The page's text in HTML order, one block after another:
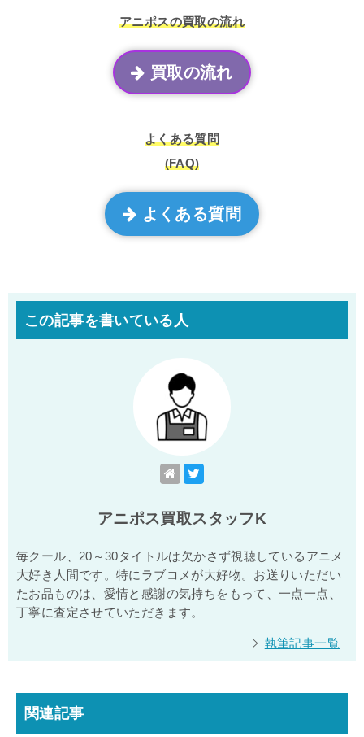
アニポスの買取の流れ
買取の流れ
よくある質問
(FAQ)
よくある質問
この記事を書いている人
アニポス買取スタッフK
毎クール、20～30タイトルは欠かさず視聴しているアニメ
大好き人間です。特にラブコメが大好物。お送りいただい
たお品ものは、愛情と感謝の気持ちをもって、一点一点、
丁寧に査定させていただきます。
執筆記事一覧
関連記事